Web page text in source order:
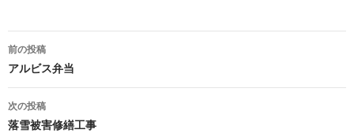
投
稿
ナ
ビ
前の投稿
アルビス弁当
次の投稿
落雪被害修繕工事